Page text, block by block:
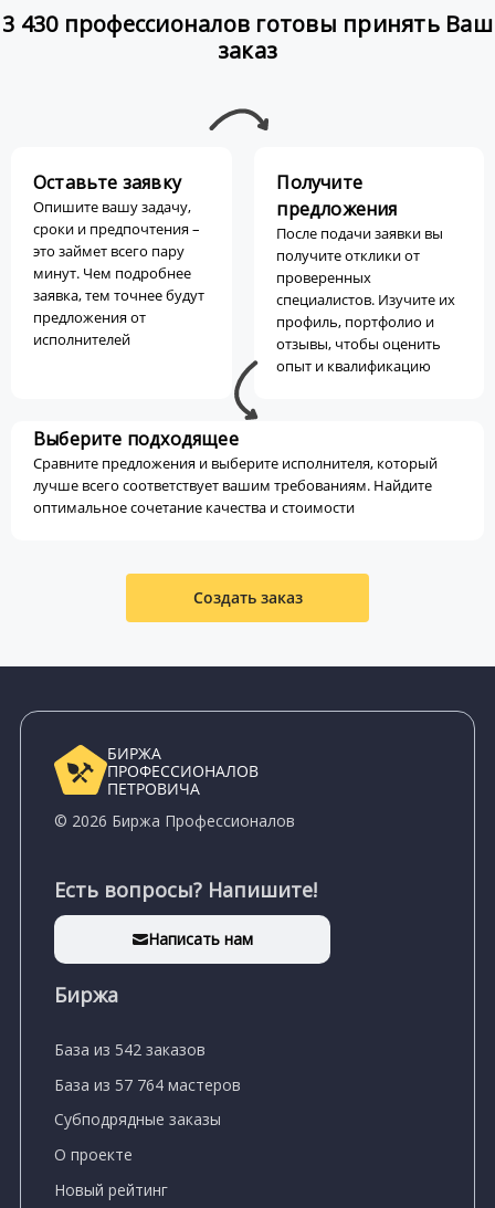
3 430 профессионалов готовы принять Ваш
заказ
Оставьте заявку
Опишите вашу задачу,
сроки и предпочтения –
это займет всего пару
минут. Чем подробнее
заявка, тем точнее будут
предложения от
исполнителей
Получите
предложения
После подачи заявки вы
получите отклики от
проверенных
специалистов. Изучите их
профиль, портфолио и
отзывы, чтобы оценить
опыт и квалификацию
Выберите подходящее
Сравните предложения и выберите исполнителя, который
лучше всего соответствует вашим требованиям. Найдите
оптимальное сочетание качества и стоимости
Создать заказ
БИРЖА
ПРОФЕССИОНАЛОВ
ПЕТРОВИЧА
© 2026 Биржа Профессионалов
Есть вопросы? Напишите!
Написать нам
Биржа
База из 542 заказов
База из 57 764 мастеров
Субподрядные заказы
О проекте
Новый рейтинг